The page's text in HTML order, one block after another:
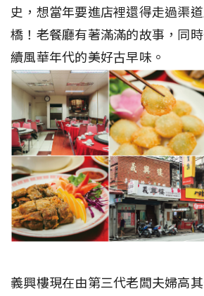
史，想當年要進店裡還得走過渠
橋！老餐廳有著滿滿的故事，同
續風華年代的美好古早味。
義興樓現在由第三代老闆夫婦高